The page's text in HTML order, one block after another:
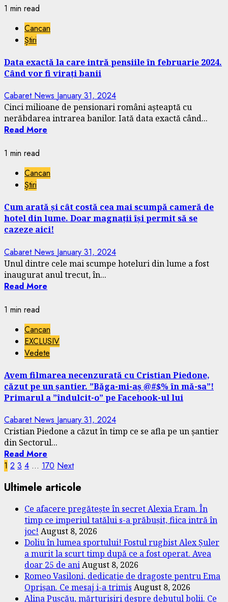
1 min read
Cancan
Știri
Data exactă la care intră pensiile în februarie 2024.
Când vor fi virați banii
Cabaret News January 31, 2024
Cinci milioane de pensionari români așteaptă cu
nerăbdarea intrarea banilor. Iată data exactă când...
Read More
1 min read
Cancan
Știri
Cum arată și cât costă cea mai scumpă cameră de
hotel din lume. Doar magnații își permit să se
cazeze aici!
Cabaret News January 31, 2024
Unul dintre cele mai scumpe hoteluri din lume a fost
inaugurat anul trecut, în...
Read More
1 min read
Cancan
EXCLUSIV
Vedete
Avem filmarea necenzurată cu Cristian Piedone,
căzut pe un șantier. ”Băga-mi-aș @#$% în mă-sa”!
Primarul a ”îndulcit-o” pe Facebook-ul lui
Cabaret News January 31, 2024
Cristian Piedone a căzut în timp ce se afla pe un șantier
din Sectorul...
Read More
Posts
pagination
1 2 3 4 … 170 Next
Ultimele articole
Ce afacere pregătește în secret Alexia Eram. În
timp ce imperiul tatălui s-a prăbușit, fiica intră în
joc! August 8, 2026
Doliu în lumea sportului! Fostul rugbist Alex Șuler
a murit la scurt timp după ce a fost operat. Avea
doar 25 de aniAugust 8, 2026
Romeo Vasiloni, dedicație de dragoste pentru Ema
Oprișan. Ce mesaj i-a trimis August 8, 2026
Alina Pușcău, mărturisiri despre debutul bolii. Ce